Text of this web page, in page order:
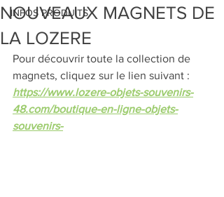
INFOS PRODUITS
NOUVEAUX MAGNETS DE
LA LOZERE
Pour découvrir toute la collection de
magnets, cliquez sur le lien suivant :
https://www.lozere-objets-souvenirs-
48.com/boutique-en-ligne-objets-
souvenirs-